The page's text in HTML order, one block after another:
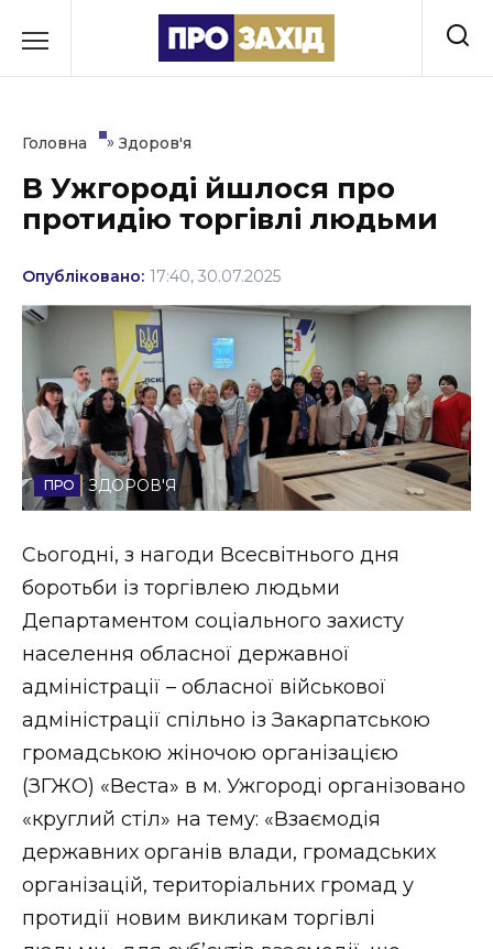
до
Культура
Освіта
Події
Політика
Соціум
Спорт
Стиль життя
Втрачений Ужгород
Втрачений Ужгород (відеоверсія)
ЗАКАРПАТСЬКІ НОВИНИ
НОВИНИ ЗАХІДНОЇ УКРАЇНИ
ФОТО
Головна » Здоров'я
В Ужгороді йшлося про
протидію торгівлі людьми
Опубліковано: 17:40, 30.07.2025
ЗДОРОВ'Я
Сьогодні, з нагоди Всесвітнього дня
боротьби із торгівлею людьми
Департаментом соціального захисту
населення обласної державної
адміністрації – обласної військової
адміністрації спільно із Закарпатською
громадською жіночою організацією
(ЗГЖО) «Веста» в м. Ужгороді організовано
«круглий стіл» на тему: «Взаємодія
державних органів влади, громадських
організацій, територіальних громад у
протидії новим викликам торгівлі